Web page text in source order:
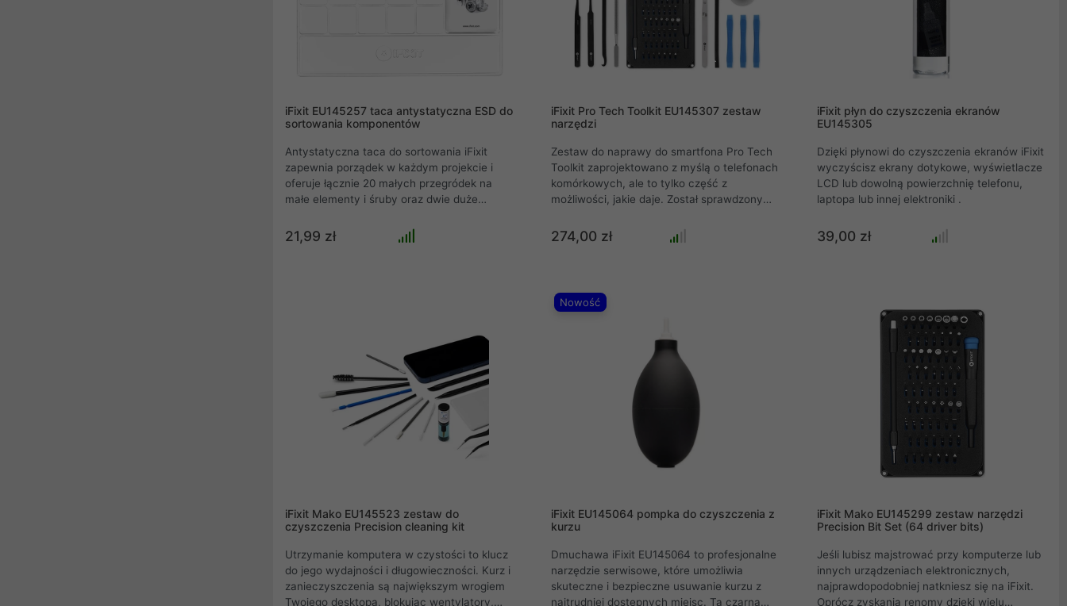
iFixit EU145257 taca antystatyczna ESD do
sortowania komponentów
Antystatyczna taca do sortowania iFixit
zapewnia porządek w każdym projekcie i
oferuje łącznie 20 małych przegródek na
małe elementy i śruby oraz dwie duże
standardowych rozmiarach. Zaletą tego jest
to, że taca do sortowania jest wykonana z
21,99 zł
iFixit Pro Tech Toolkit EU145307 zestaw
narzędzi
Zestaw do naprawy do smartfona Pro Tech
Toolkit zaprojektowano z myślą o telefonach
komórkowych, ale to tylko część z
możliwości, jakie daje. Został sprawdzony
laptopa. Oczyszczanie, pielęgnacja, naprawy
dla amatorów lub zaawansowanych
jednego zestawu. To zaskakujące, jak wiele
możesz zrobić, bez względu na swój stopień
274,00 zł
iFixit płyn do czyszczenia ekranów
EU145305
Dzięki płynowi do czyszczenia ekranów iFixit
wyczyścisz ekrany dotykowe, wyświetlacze
LCD lub dowolną powierzchnię telefonu,
laptopa lub innej elektroniki .
39,00 zł
iFixit Mako EU145523 zestaw do
czyszczenia Precision cleaning kit
Utrzymanie komputera w czystości to klucz
do jego wydajności i długowieczności. Kurz i
zanieczyszczenia są największym wrogiem
Twojego desktopa, blokując wentylatory,
Nowość
iFixit EU145064 pompka do czyszczenia z
kurzu
Dmuchawa iFixit EU145064 to profesjonalne
narzędzie serwisowe, które umożliwia
skuteczne i bezpieczne usuwanie kurzu z
najtrudniej dostępnych miejsc. Ta czarna
iFixit Mako EU145299 zestaw narzędzi
Precision Bit Set (64 driver bits)
Jeśli lubisz majstrować przy komputerze lub
innych urządzeniach elektronicznych,
najprawdopodobniej natkniesz się na iFixit.
Oprócz zyskania renomy dzięki wielu